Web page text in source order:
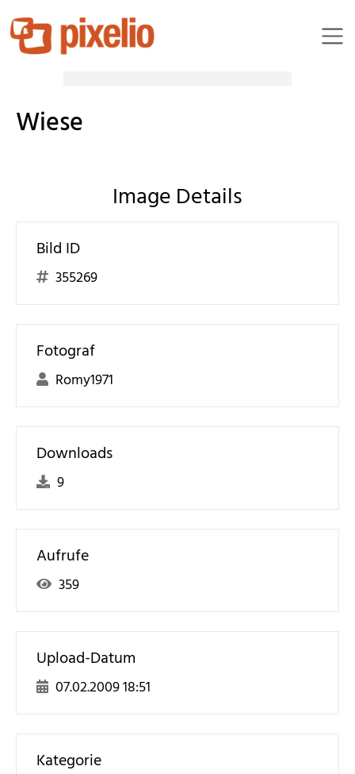
Romy1971
Wiese
Image Details
Bild ID
355269
Fotograf
Romy1971
Downloads
9
Aufrufe
359
Upload-Datum
07.02.2009 18:51
Kategorie